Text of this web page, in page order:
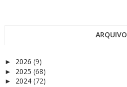
ARQUIVO
► 2026 (9)
► 2025 (68)
► 2024 (72)